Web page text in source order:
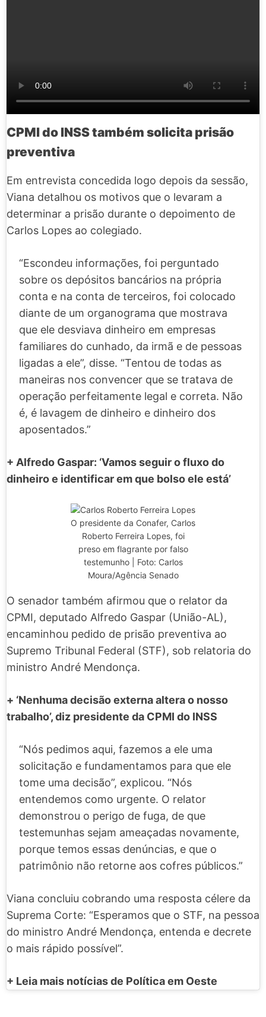
CPMI do INSS também solicita prisão
preventiva
Em entrevista concedida logo depois da sessão,
Viana detalhou os motivos que o levaram a
determinar a prisão durante o depoimento de
Carlos Lopes ao colegiado.
“Escondeu informações, foi perguntado
sobre os depósitos bancários na própria
conta e na conta de terceiros, foi colocado
diante de um organograma que mostrava
que ele desviava dinheiro em empresas
familiares do cunhado, da irmã e de pessoas
ligadas a ele”, disse. “Tentou de todas as
maneiras nos convencer que se tratava de
operação perfeitamente legal e correta. Não
é, é lavagem de dinheiro e dinheiro dos
aposentados.”
+ Alfredo Gaspar: ‘Vamos seguir o fluxo do
dinheiro e identificar em que bolso ele está’
O presidente da Conafer, Carlos
Roberto Ferreira Lopes, foi
preso em flagrante por falso
testemunho | Foto: Carlos
Moura/Agência Senado
O senador também afirmou que o relator da
CPMI, deputado Alfredo Gaspar (União-AL),
encaminhou pedido de prisão preventiva ao
Supremo Tribunal Federal (STF), sob relatoria do
ministro André Mendonça.
+ ‘Nenhuma decisão externa altera o nosso
trabalho’, diz presidente da CPMI do INSS
“Nós pedimos aqui, fazemos a ele uma
solicitação e fundamentamos para que ele
tome uma decisão”, explicou. “Nós
entendemos como urgente. O relator
demonstrou o perigo de fuga, de que
testemunhas sejam ameaçadas novamente,
porque temos essas denúncias, e que o
patrimônio não retorne aos cofres públicos.”
Viana concluiu cobrando uma resposta célere da
Suprema Corte: “Esperamos que o STF, na pessoa
do ministro André Mendonça, entenda e decrete
o mais rápido possível”.
+ Leia mais notícias de Política em Oeste